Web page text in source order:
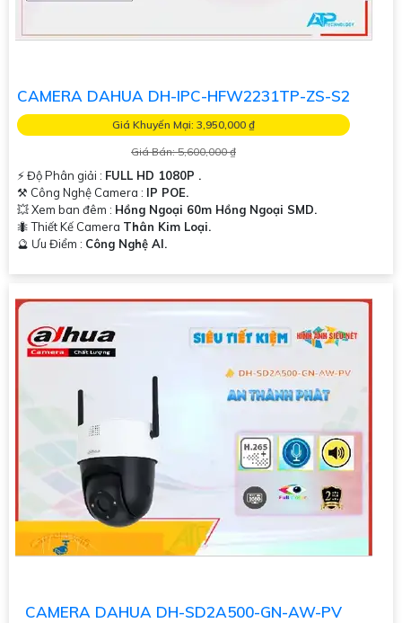
CAMERA DAHUA DH-IPC-HFW2231TP-ZS-S2
Giá Khuyến Mại: 3,950,000 ₫
Giá Bán: 5,600,000 ₫
️⚡ Độ Phân giải : FULL HD 1080P .
⚒ Công Nghệ Camera : IP POE.
💥 Xem ban đêm : Hồng Ngoại 60m Hồng Ngoại SMD.
🐜 Thiết Kế Camera Thân Kim Loại.
️🔮 Ưu Điểm : Công Nghệ AI.
CAMERA DAHUA DH-SD2A500-GN-AW-PV